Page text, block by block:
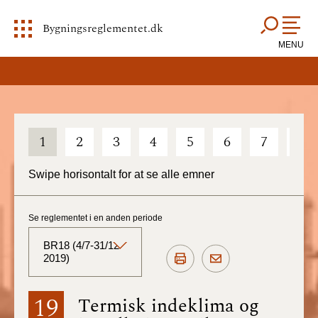
Bygningsreglementet.dk
MENU
1 2 3 4 5 6 7
Swipe horisontalt for at se alle emner
19 Termisk indeklima og
Se reglementet i en anden periode
BR18 (4/7-31/12
2019)
BR18 (Aktuelt)